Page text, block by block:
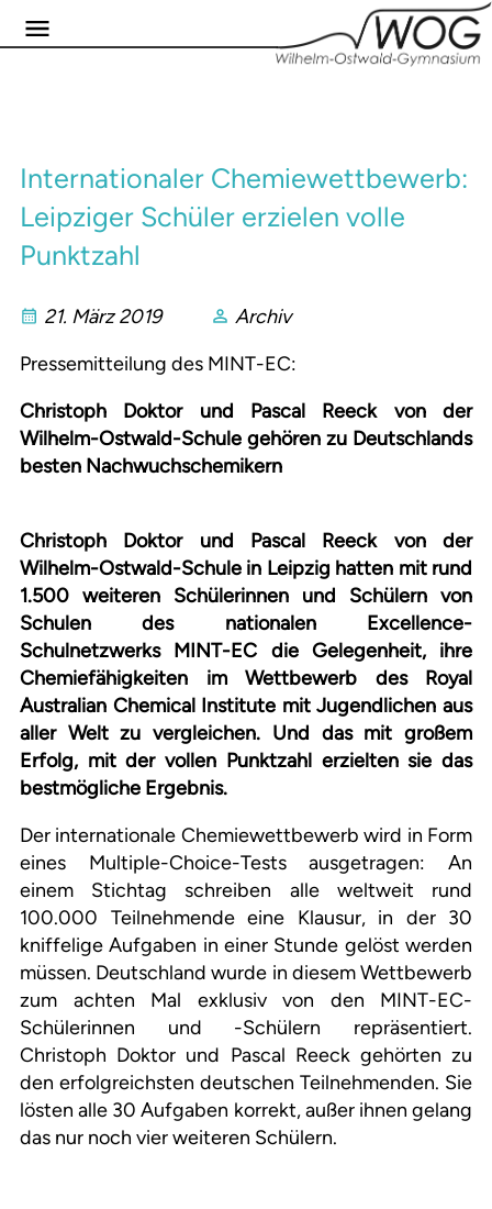
Internationaler Chemiewettbewerb:
Leipziger Schüler erzielen volle
Punktzahl
21. März 2019
Archiv
Pressemitteilung des MINT-EC:
Christoph Doktor und Pascal Reeck von der
Wilhelm-Ostwald-Schule gehören zu Deutschlands
besten Nachwuchschemikern
Christoph Doktor und Pascal Reeck von der
Wilhelm-Ostwald-Schule in Leipzig hatten mit rund
1.500 weiteren Schülerinnen und Schülern von
Schulen des nationalen Excellence-
Schulnetzwerks MINT-EC die Gelegenheit, ihre
Chemiefähigkeiten im Wettbewerb des Royal
Australian Chemical Institute mit Jugendlichen aus
aller Welt zu vergleichen. Und das mit großem
Erfolg, mit der vollen Punktzahl erzielten sie das
bestmögliche Ergebnis.
Der internationale Chemiewettbewerb wird in Form
eines Multiple-Choice-Tests ausgetragen: An
einem Stichtag schreiben alle weltweit rund
100.000 Teilnehmende eine Klausur, in der 30
kniffelige Aufgaben in einer Stunde gelöst werden
müssen. Deutschland wurde in diesem Wettbewerb
zum achten Mal exklusiv von den MINT-EC-
Schülerinnen und -Schülern repräsentiert.
Christoph Doktor und Pascal Reeck gehörten zu
den erfolgreichsten deutschen Teilnehmenden. Sie
lösten alle 30 Aufgaben korrekt, außer ihnen gelang
das nur noch vier weiteren Schülern.